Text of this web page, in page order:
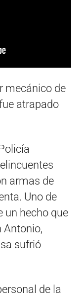
mecánico de
atrapado
armas de
Uno de
un hecho que
Antonio,
sufrió
de la